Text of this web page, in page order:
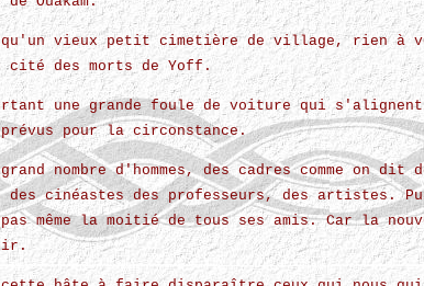
vieux petit cimetière de village, rien à
cité des morts de Yoff.
une grande foule de voiture qui
pour la circonstance.
nombre d'hommes, des cadres comme on
des cinéastes des professeurs, des artistes.
même la moitié de tous ses amis. Car la